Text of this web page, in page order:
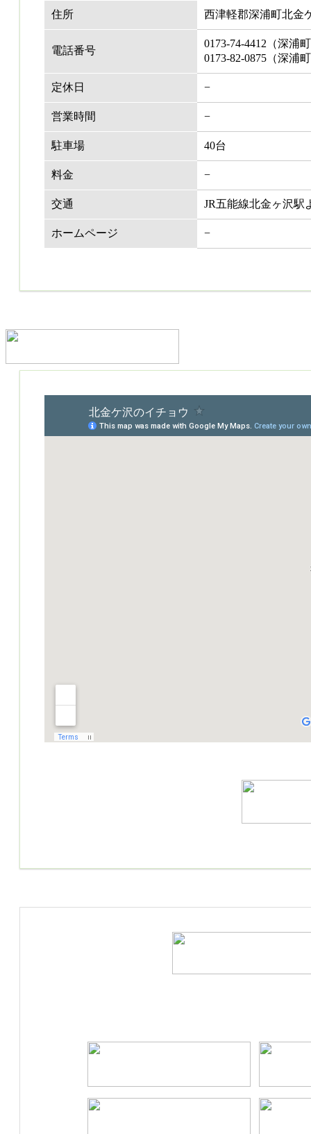
住所 西津軽郡深浦町北金
電話番号
0173-74-4412（深浦
0173-82-0875（深浦
定休日 −
営業時間 −
駐車場 40台
料金 −
交通 JR五能線北金ヶ沢駅
ホームページ −